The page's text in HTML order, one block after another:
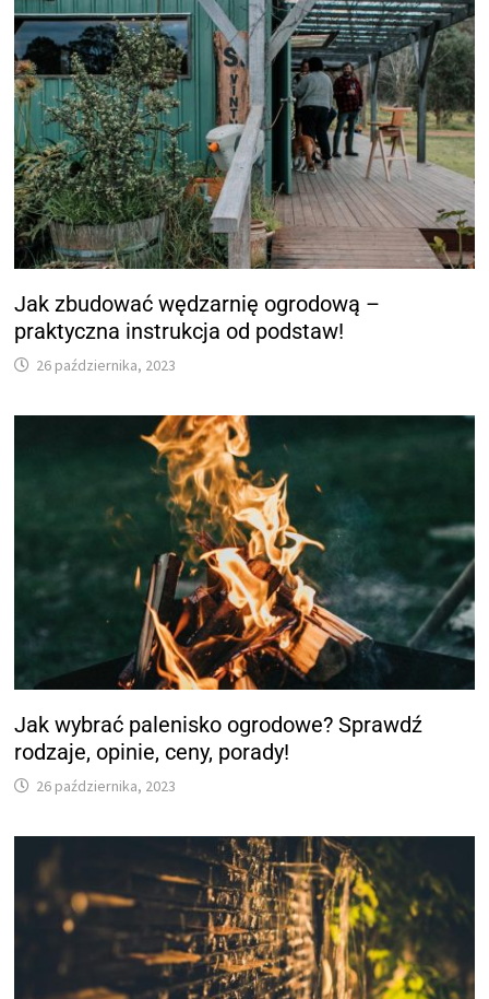
Jak zbudować wędzarnię ogrodową –
praktyczna instrukcja od podstaw!
26 października, 2023
Jak wybrać palenisko ogrodowe? Sprawdź
rodzaje, opinie, ceny, porady!
26 października, 2023